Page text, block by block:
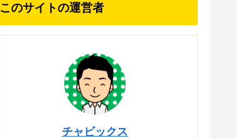
このサイトの運営者
チャビックス